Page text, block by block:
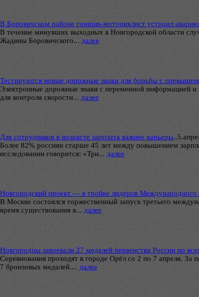
В Боровичском районе гонщик-мотоциклист устроил
В течение минувших выходных в Новгородской области
Жадины Боровичского... далее
Тестируются новые дорожные знаки для борьбы с
Электронные дорожные знаки с переменной информацией и
для контроля скорости... далее
Для сотрудников в возрасте зарплата важнее карьеры..
Более 82% россиян старше 45 лет между повышением
исследовании говорится: «Три... далее
Новгородский проект — в тройке лидеров
В Москве состоялся торжественный запуск третьего
время существования в... далее
Новгородцы завоевали 27 медалей первенства России по
Соревнования проходят в городе Орёл со 2 по 7 апреля. За
7 бронзовых медалей.... далее